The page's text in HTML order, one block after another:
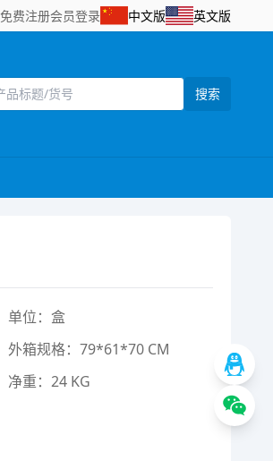
免费注册会员登录 中文版 英文版
搜索
单位：盒
外箱规格：79*61*70 CM
净重：24 KG